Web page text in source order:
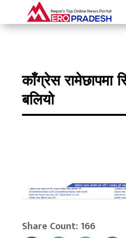
काँग्रेस रामेछापमा
बलियो
Share Count: 166